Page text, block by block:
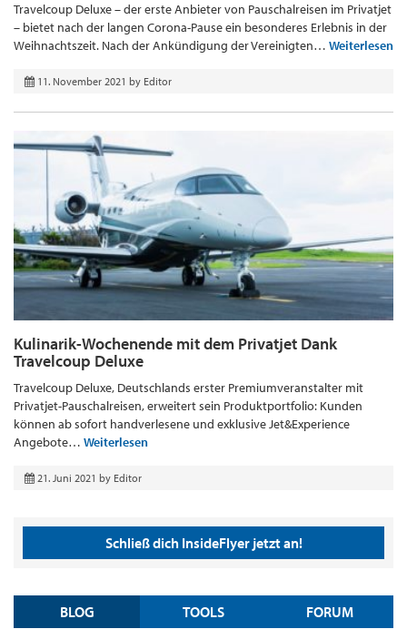
Travelcoup Deluxe – der erste Anbieter von Pauschalreisen im Privatjet
– bietet nach der langen Corona-Pause ein besonderes Erlebnis in der
Weihnachtszeit. Nach der Ankündigung der Vereinigten… Weiterlesen
11. November 2021 by Editor
Kulinarik-Wochenende mit dem Privatjet Dank
Travelcoup Deluxe
Travelcoup Deluxe, Deutschlands erster Premiumveranstalter mit
Privatjet-Pauschalreisen, erweitert sein Produktportfolio: Kunden
können ab sofort handverlesene und exklusive Jet&Experience
Angebote… Weiterlesen
21. Juni 2021 by Editor
Schließ dich InsideFlyer jetzt an!
BLOG TOOLS FORUM